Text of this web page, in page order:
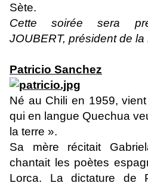
Sète.
Cette soirée sera
JOUBERT, président de
Patricio Sanchez
Né au Chili en 1959,
qui en langue Quechua
la terre ».
Sa mère récitait
chantait les poètes
Lorca. La dictature de